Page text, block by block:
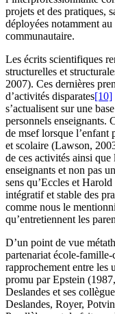
projets et des pratiques,
déployées notamment
communautaire.
Les écrits scientifiques
structurelles et
2007). Ces dernières
d’activités disparates[10]
s’actualisent sur une
personnels enseignants.
de msef lorsque l’enfant
et scolaire (Lawson,
de ces activités ainsi que
enseignants et non pas
sens qu’Eccles et
intégratif et stable des
comme nous le
qu’entretiennent les
D’un point de vue
partenariat école-
rapprochement entre les
promu par Epstein
Deslandes et ses
Deslandes, Royer,